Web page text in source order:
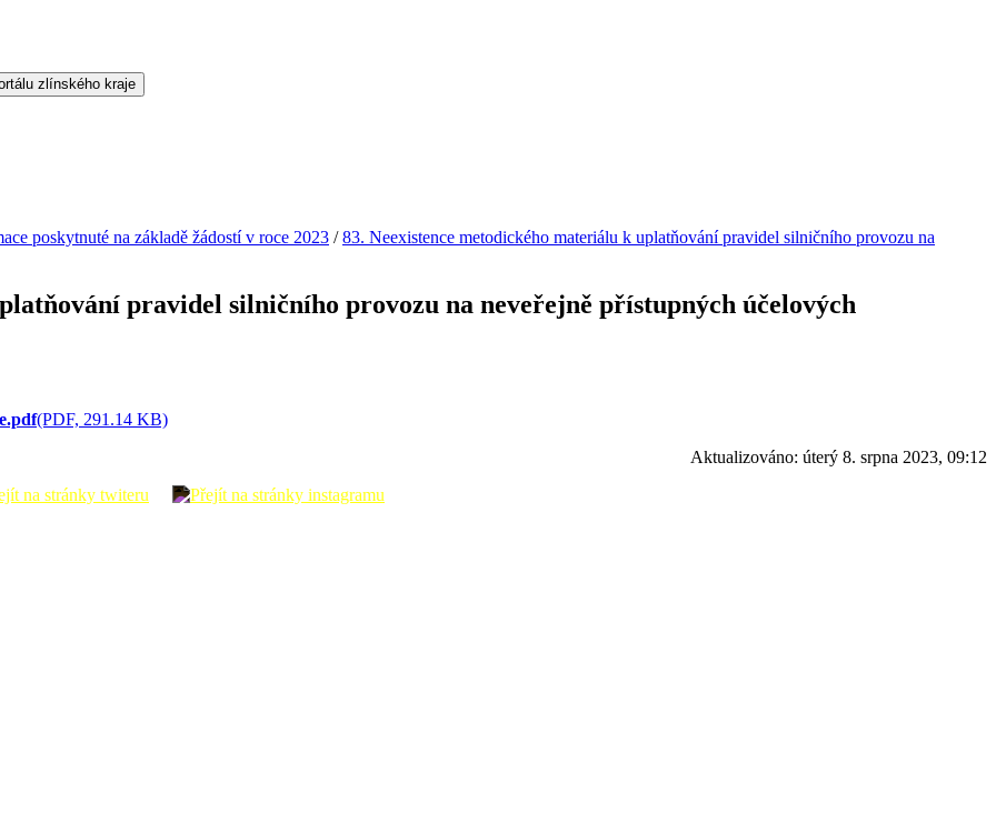
poskytnuté na základě žádostí v roce 2023 /83. Neexistence metodického materiálu k uplatňování pravidel silničního provozu na
pravidel silničního provozu na neveřejně přístupných účelových
(PDF, 291.14 KB)
Aktualizováno: úterý 8. srpna 2023, 09:12